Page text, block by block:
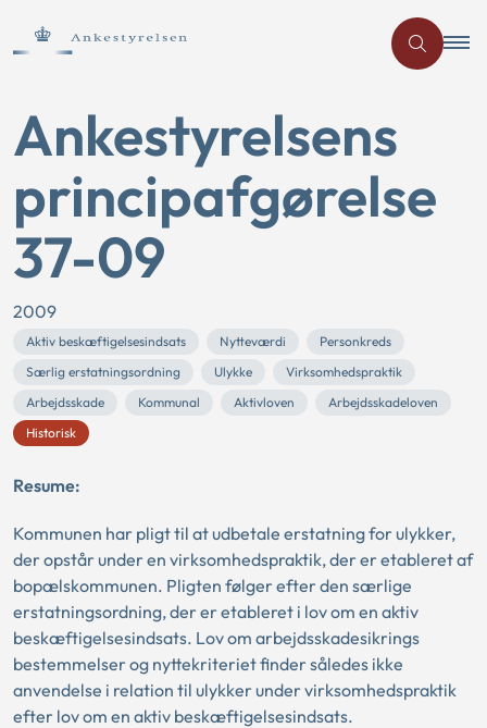
Ankestyrelsens
principafgørelse
37-09
2009
Aktiv beskæftigelsesindsats Nytteværdi
Personkreds
Særlig erstatningsordning
Ulykke
Virksomhedspraktik
Arbejdsskade
Kommunal Aktivloven
Arbejdsskadeloven
Historisk
Resume:
Kommunen har pligt til at udbetale erstatning for ulykker,
der opstår under en virksomhedspraktik, der er etableret af
bopælskommunen. Pligten følger efter den særlige
erstatningsordning, der er etableret i lov om en aktiv
beskæftigelsesindsats. Lov om arbejdsskadesikrings
bestemmelser og nyttekriteriet finder således ikke
anvendelse i relation til ulykker under virksomhedspraktik
efter lov om en aktiv beskæftigelsesindsats.